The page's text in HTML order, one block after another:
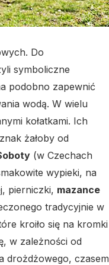
Do
symboliczne
podobno zapewnić
wodą. W wielu
kołatkami. Ich
żałoby od
(w Czechach
wypieki, na
pierniczki, mazance
tradycyjnie w
kroiło się na kromki
w zależności od
drożdżowego, czasem